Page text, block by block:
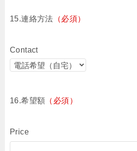
15.連絡方法 （必須）
Contact
16.希望額 （必須）
Price